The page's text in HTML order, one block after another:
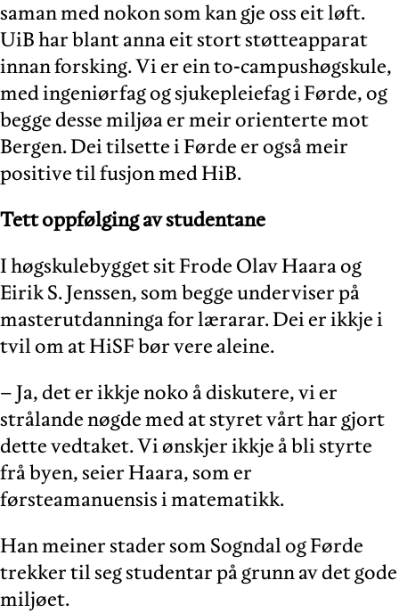
saman med nokon som kan gje oss eit løft.
UiB har blant anna eit stort støtteapparat
innan forsking. Vi er ein to-campushøgskule,
med ingeniørfag og sjukepleiefag i Førde, og
begge desse miljøa er meir orienterte mot
Bergen. Dei tilsette i Førde er også meir
positive til fusjon med HiB.
Tett oppfølging av studentane
I høgskulebygget sit Frode Olav Haara og
Eirik S. Jenssen, som begge underviser på
masterutdanninga for lærarar. Dei er ikkje i
tvil om at HiSF bør vere aleine.
– Ja, det er ikkje noko å diskutere, vi er
strålande nøgde med at styret vårt har gjort
dette vedtaket. Vi ønskjer ikkje å bli styrte
frå byen, seier Haara, som er
førsteamanuensis i matematikk.
Han meiner stader som Sogndal og Førde
trekker til seg studentar på grunn av det gode
miljøet.